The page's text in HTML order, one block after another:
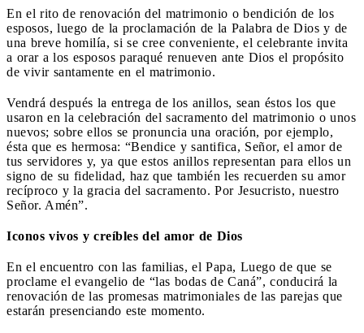
En el rito de renovación del matrimonio o bendición de los
esposos, luego de la proclamación de la Palabra de Dios y de
una breve homilía, si se cree conveniente, el celebrante invita
a orar a los esposos paraqué renueven ante Dios el propósito
de vivir santamente en el matrimonio.
Vendrá después la entrega de los anillos, sean éstos los que
usaron en la celebración del sacramento del matrimonio o unos
nuevos; sobre ellos se pronuncia una oración, por ejemplo,
ésta que es hermosa: “Bendice y santifica, Señor, el amor de
tus servidores y, ya que estos anillos representan para ellos un
signo de su fidelidad, haz que también les recuerden su amor
recíproco y la gracia del sacramento. Por Jesucristo, nuestro
Señor. Amén”.
Iconos vivos y creíbles del amor de Dios
En el encuentro con las familias, el Papa, Luego de que se
proclame el evangelio de “las bodas de Caná”, conducirá la
renovación de las promesas matrimoniales de las parejas que
estarán presenciando este momento.